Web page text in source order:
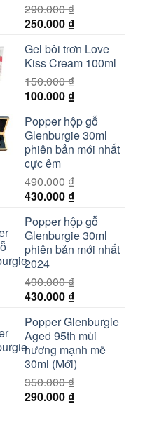
290.000₫
Giá
là:
290.000 ₫.
250.000 ₫
tại
là:
Gel bôi trơn Love
Kiss Cream 100ml
150.000₫
Giá
là:
150.000 ₫.
100.000 ₫
tại
là:
100.000 ₫.
Popper hộp gỗ
Glenburgie 30ml
phiên bản mới nhất
cực êm
490.000₫
Giá
là:
490.000 ₫.
430.000 ₫
tại
là:
430.000 ₫.
Popper hộp gỗ
Glenburgie 30ml
phiên bản mới nhất
2024
490.000₫
Giá
là:
490.000 ₫.
430.000 ₫
tại
là:
430.000 ₫.
Popper Glenburgie
Aged 95th mùi
hương mạnh mẽ
30ml (Mới)
350.000₫
Giá
290.000 ₫